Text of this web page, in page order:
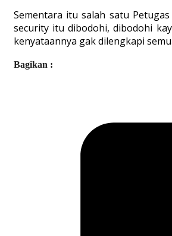
Sementara itu salah satu
security itu dibodohi, dibodohi
kenyataannya gak dilengkapi
Bagikan :